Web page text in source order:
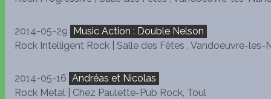
2014-05-29 Music Action : Double Nelson
Rock Intelligent Rock | Salle des Fêtes , Vandoeuvre-les-
2014-05-16 Andréas et Nicolas
Rock Metal | Chez Paulette-Pub Rock, Toul